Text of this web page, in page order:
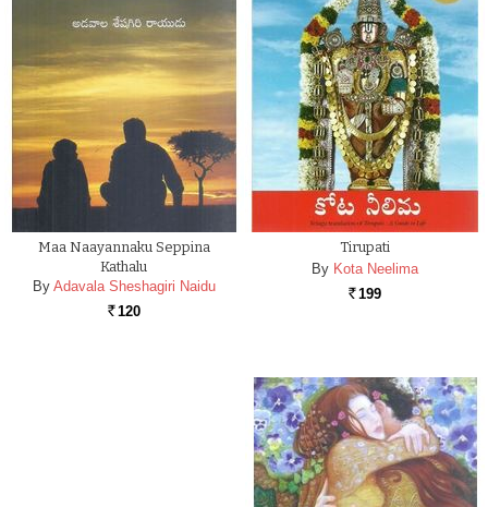
Maa Naayannaku Seppina
Kathalu
By Adavala Sheshagiri Naidu
Rs. 120
Tirupati
By Kota Neelima
Rs. 199